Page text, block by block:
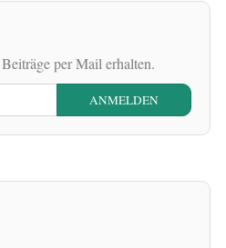
per Mail erhalten.